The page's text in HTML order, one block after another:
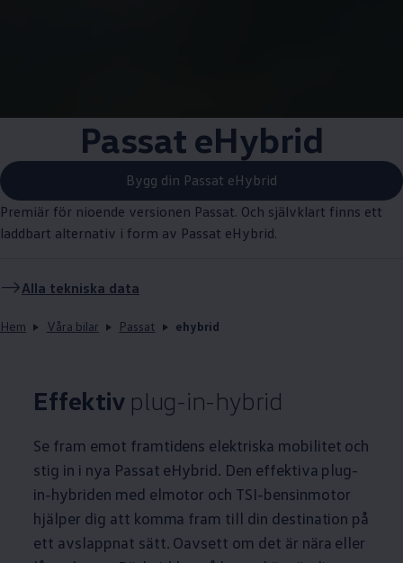
Passat eHybrid
Bygg din Passat eHybrid
Premiär för nioende versionen Passat. Och självklart finns ett
laddbart alternativ i form av Passat eHybrid.
Alla tekniska data
Hem Våra bilar Passat ehybrid
Effektiv plug-in-hybrid
Se fram emot framtidens elektriska mobilitet och
stig in i nya Passat eHybrid. Den effektiva plug-
in-hybriden med elmotor och TSI-bensinmotor
hjälper dig att komma fram till din destination på
ett avslappnat sätt. Oavsett om det är nära eller